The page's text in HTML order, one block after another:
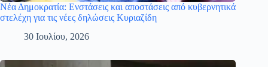
Νέα Δημοκρατία: Ενστάσεις και αποστάσεις από κυβερνητικά
στελέχη για τις νέες δηλώσεις Κυριαζίδη
30 Ιουλίου, 2026